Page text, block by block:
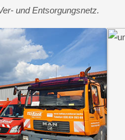
und Entsorgungsnetz.